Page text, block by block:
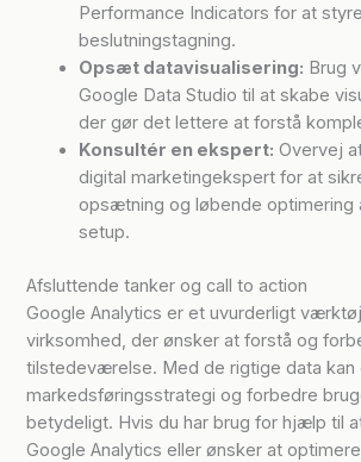
Performance Indicators for at styre
beslutningstagning.
Opsæt datavisualisering: Brug
Google Data Studio til at skabe
der gør det lettere at forstå
Konsultér en ekspert: Overvej
digital marketingekspert for at
opsætning og løbende optimering
setup.
Afsluttende tanker og call to action
Google Analytics er et uvurderligt
virksomhed, der ønsker at forstå og
tilstedeværelse. Med de rigtige data kan
markedsføringsstrategi og forbedre
betydeligt. Hvis du har brug for hjælp til
Google Analytics eller ønsker at